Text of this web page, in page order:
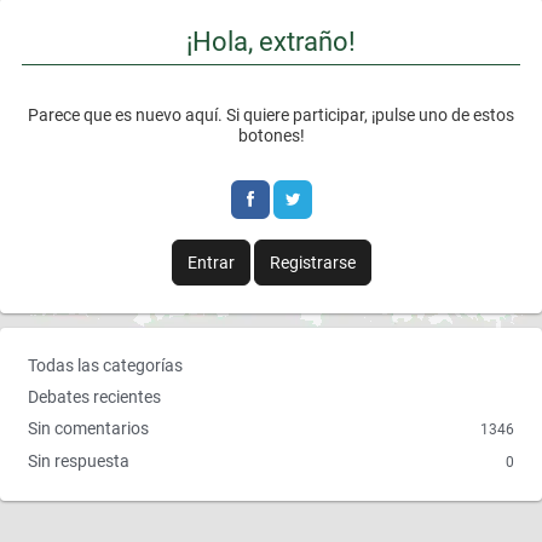
¡Hola, extraño!
Parece que es nuevo aquí. Si quiere participar, ¡pulse uno de estos
botones!
Entrar Registrarse
E
n
a
c
Todas las categorías
Debates recientes
Sin comentarios
1346
Sin respuesta 0